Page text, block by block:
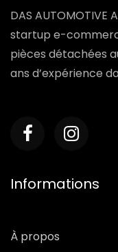
DAS
startup e-
pièces détachées
ans d’expérience
Informations
À propos